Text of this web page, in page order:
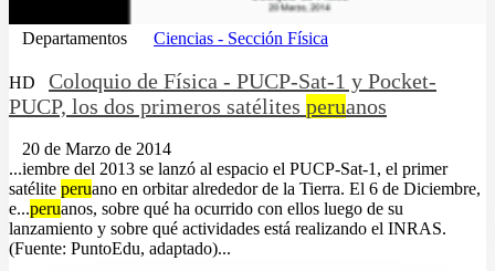
Departamentos Ciencias - Sección Física
HD
Coloquio de Física - PUCP-Sat-1 y Pocket-
PUCP, los dos primeros satélites peruanos
20 de Marzo de 2014
...iembre del 2013 se lanzó al espacio el PUCP-Sat-1, el primer
satélite peruano en orbitar alrededor de la Tierra. El 6 de Diciembre,
e...peruanos, sobre qué ha ocurrido con ellos luego de su
lanzamiento y sobre qué actividades está realizando el INRAS.
(Fuente: PuntoEdu, adaptado)...